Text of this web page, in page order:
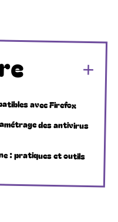
avec Firefox
des antivirus
: pratiques et outils